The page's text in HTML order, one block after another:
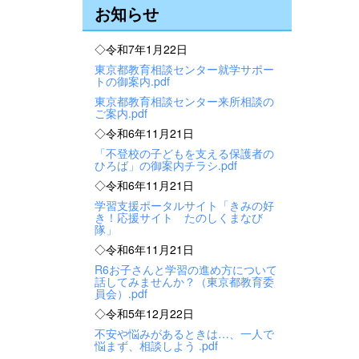
お知らせ
◇令和7年1月22日
東京都教育相談センター就学サポー
トの御案内.pdf
東京都教育相談センター来所相談の
ご案内.pdf
◇令和6年11月21日
「不登校の子どもを支える保護者の
ひろば」の御案内チラシ.pdf
◇令和6年11月21日
学習支援ポータルサイト「きみの好
き！応援サイト たのしくまなび
隊」
◇令和6年11月21日
R6お子さんと学習の進め方について
話してみませんか？（東京都教育委
員会）.pdf
◇令和5年12月22日
不安や悩みがあるときは…、一人で
悩まず、相談しよう .pdf